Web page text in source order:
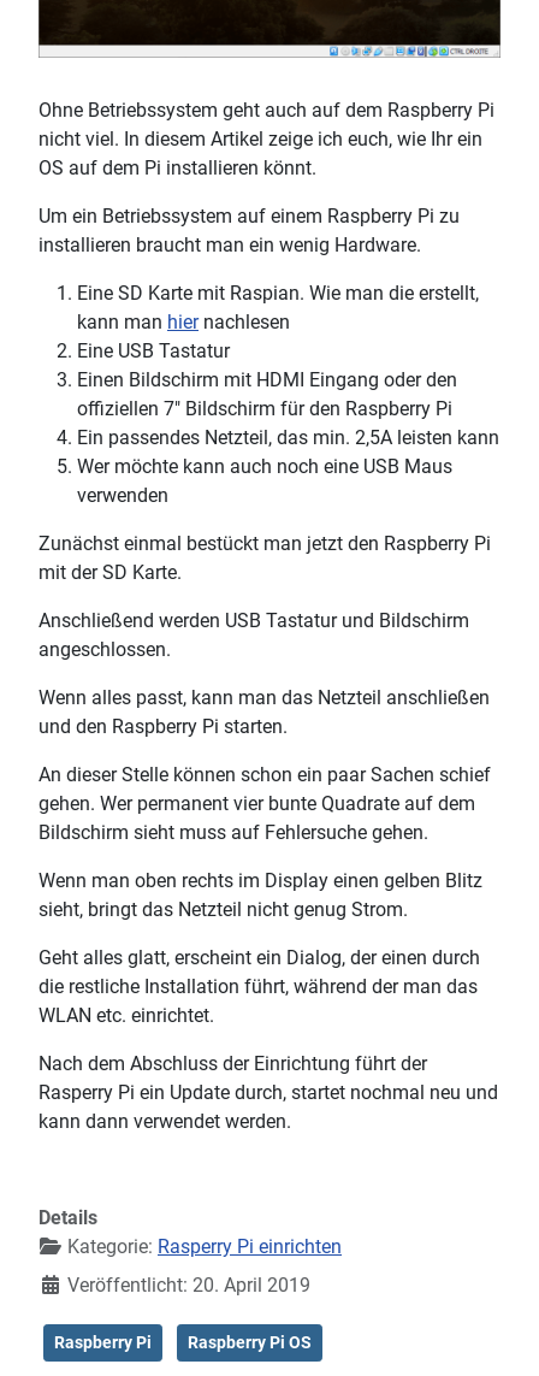
Ohne Betriebssystem geht auch auf dem Raspberry Pi
nicht viel. In diesem Artikel zeige ich euch, wie Ihr ein
OS auf dem Pi installieren könnt.
Um ein Betriebssystem auf einem Raspberry Pi zu
installieren braucht man ein wenig Hardware.
Eine SD Karte mit Raspian. Wie man die erstellt,
kann man hiernachlesen
Eine USB Tastatur
Einen Bildschirm mit HDMI Eingang oder den
offiziellen 7" Bildschirm für den Raspberry Pi
Ein passendes Netzteil, das min. 2,5A leisten kann
Wer möchte kann auch noch eine USB Maus
verwenden
Zunächst einmal bestückt man jetzt den Raspberry Pi
mit der SD Karte.
Anschließend werden USB Tastatur und Bildschirm
angeschlossen.
Wenn alles passt, kann man das Netzteil anschließen
und den Raspberry Pi starten.
An dieser Stelle können schon ein paar Sachen schief
gehen. Wer permanent vier bunte Quadrate auf dem
Bildschirm sieht muss auf Fehlersuche gehen.
Wenn man oben rechts im Display einen gelben Blitz
sieht, bringt das Netzteil nicht genug Strom.
Geht alles glatt, erscheint ein Dialog, der einen durch
die restliche Installation führt, während der man das
WLAN etc. einrichtet.
Nach dem Abschluss der Einrichtung führt der
Rasperry Pi ein Update durch, startet nochmal neu und
kann dann verwendet werden.
Details
Kategorie: Rasperry Pi einrichten
Veröffentlicht: 20. April 2019
Raspberry Pi Raspberry Pi OS